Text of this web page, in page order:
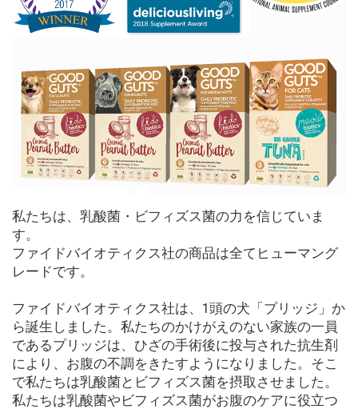
私たちは、乳酸菌・ビフィズス菌の力を信じていま
す。
ファイドバイオティクス社の商品は全てヒューマング
レードです。
ファイドバイオティクス社は、1頭の犬「プリッジ」か
ら誕生しました。私たちのかけがえのない家族の一員
であるプリッジは、ひざの手術後に投与された抗生剤
により、お腹の不調をきたすようになりました。そこ
で私たちは乳酸菌とビフィズス菌を摂取させました。
私たちは乳酸菌やビフィズス菌がお腹のケアに役立つ